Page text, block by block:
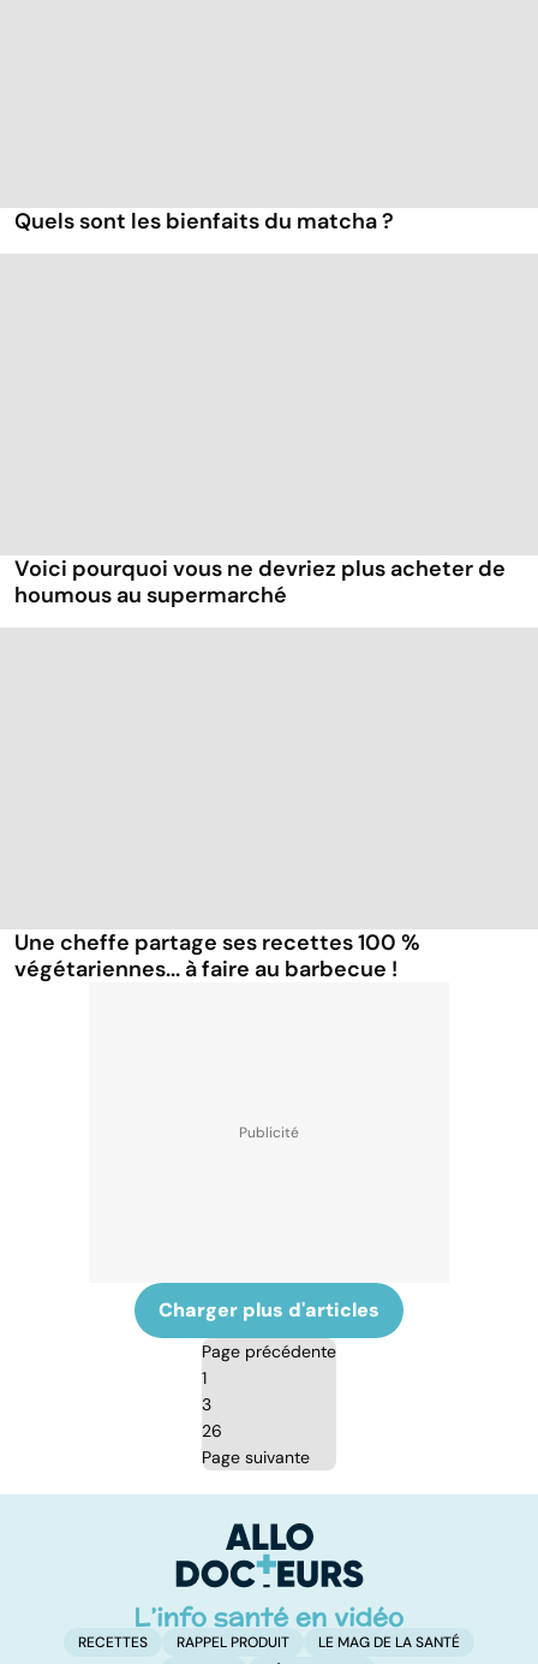
Quels sont les bienfaits du matcha ?
Voici pourquoi vous ne devriez plus acheter de
houmous au supermarché
Une cheffe partage ses recettes 100 %
végétariennes... à faire au barbecue !
Charger plus d'articles
Page précédente
1
3
26
Page suivante
RECETTES RAPPEL PRODUIT
LE MAG DE LA SANTÉ